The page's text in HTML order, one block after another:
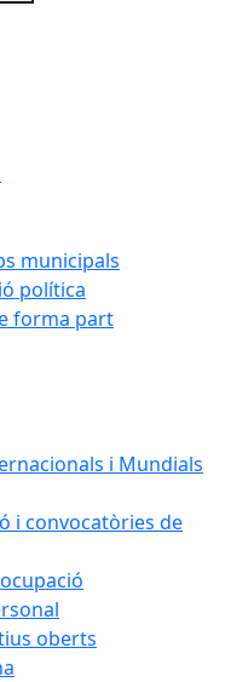
municipals
política
forma part
i Mundials
i convocatòries de
oberts